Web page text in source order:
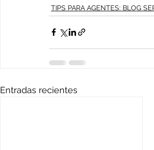
TIPS PARA AGENTES: BLOG
Entradas recientes